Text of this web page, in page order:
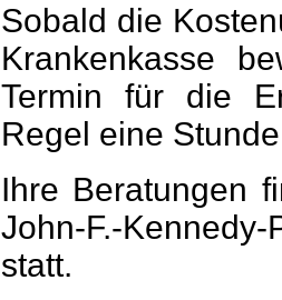
Sobald die
Krankenkasse
Termin für die
Regel eine
Ihre Beratungen
John-F.-
statt.